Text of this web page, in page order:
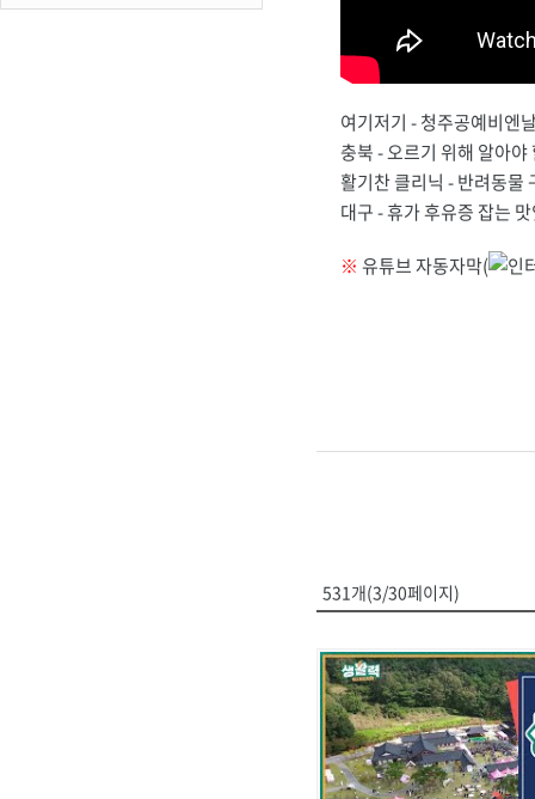
여기저기 - 청주공예비엔
충북 - 오르기 위해 알아
활기찬 클리닉 - 반려동물
대구 - 휴가 후유증 잡는
※ 유튜브 자동자막(
531개(3/30페이지)